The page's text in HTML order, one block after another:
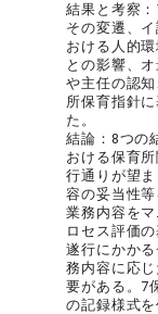
結果と考察
その変遷、
おける人的
との影響、
や主任の認
所保育指針
た。
結論：8つの
おける保育
行通りが望
容の妥当性
業務内容を
ロセス評価
遂行にかか
務内容に応
要がある。7
の記録様式